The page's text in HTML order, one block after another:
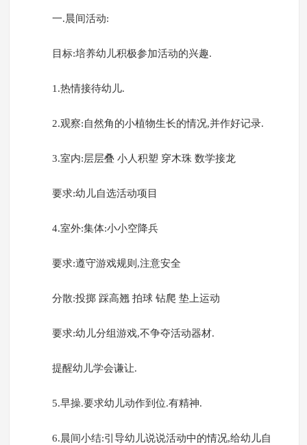
一.晨间活动:
目标:培养幼儿积极参加活动的兴趣.
1.热情接待幼儿.
2.观察:自然角的小植物生长的情况,并作好记录.
3.室内:层层叠 小人积塑 穿木珠 数学接龙
要求:幼儿自选活动项目
4.室外:集体:小小空降兵
要求:遵守游戏规则,注意安全
分散:投掷 踩高翘 拍球 钻爬 垫上运动
要求:幼儿分组游戏,不争夺活动器材.
提醒幼儿学会谦让.
5.早操.要求幼儿动作到位.有精神.
6.晨间小结:引导幼儿说说活动中的情况,给幼儿自